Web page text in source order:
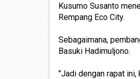
Kusumo Susanto
Rempang Eco City.
Sebagaimana,
Basuki Hadimuljono.
"Jadi dengan rapat